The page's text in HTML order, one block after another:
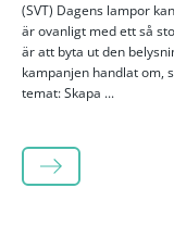
(SVT) Dagens lampor
är ovanligt med ett så
är att byta ut den
kampanjen handlat om,
temat: Skapa ...
LÄS MER